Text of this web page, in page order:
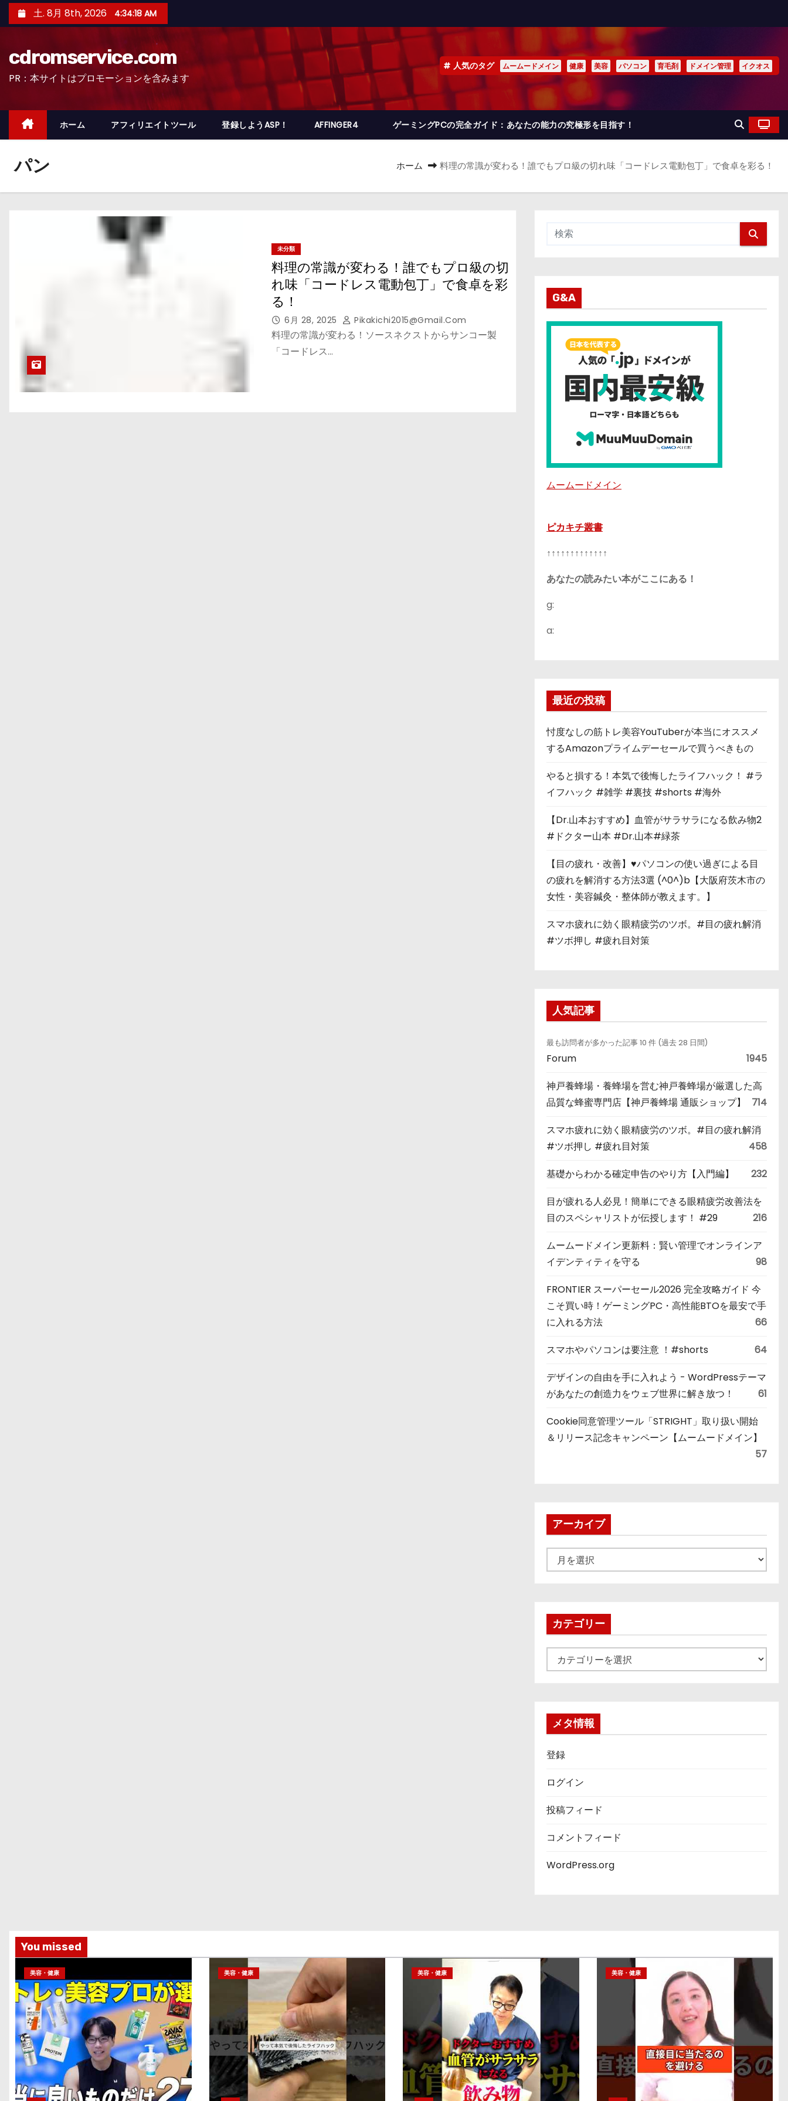
ン
ッ
土. 8月 8th, 2026 4:34:19 AM
cdromservice.com
PR：本サイトはプロモーションを含みます
人気のタグ ムームードメイン 健康 美容 パソコン 育毛剤 ドメイン管理 イクオス
ホーム アフィリエイトツール 登録しようASP！ AFFINGER4 ゲーミングPCの完全ガイド：あなたの能力の究極形を目指す！
パン ホーム 料理の常識が変わる！誰でもプロ級の切れ味「コードレス電動包丁」で食卓を彩る！
未分類
料理の常識が変わる！誰でもプロ級の切
れ味「コードレス電動包丁」で食卓を彩
る！
6月 28, 2025 Pikakichi2015@gmail.com
料理の常識が変わる！ソースネクストからサンコー製
「コードレス…
G&A
ムームードメイン
ピカキチ叢書
↑↑↑↑↑↑↑↑↑↑↑↑↑
あなたの読みたい本がここにある！
g:
a:
最近の投稿
忖度なしの筋トレ美容YouTuberが本当にオススメ
するAmazonプライムデーセールで買うべきもの
やると損する！本気で後悔したライフハック！ #ラ
イフハック #雑学 #裏技 #shorts #海外
【Dr.山本おすすめ】血管がサラサラになる飲み物2
#ドクター山本 #Dr.山本#緑茶
【目の疲れ・改善】♥パソコンの使い過ぎによる目
の疲れを解消する方法3選 (^0^)b【大阪府茨木市の
女性・美容鍼灸・整体師が教えます。】
スマホ疲れに効く眼精疲労のツボ。#目の疲れ解消
#ツボ押し #疲れ目対策
人気記事
最も訪問者が多かった記事 10 件 (過去 28 日間)
Forum 1945
神戸養蜂場・養蜂場を営む神戸養蜂場が厳選した高
品質な蜂蜜専門店【神戸養蜂場 通販ショップ】
714
スマホ疲れに効く眼精疲労のツボ。#目の疲れ解消
#ツボ押し #疲れ目対策
458
基礎からわかる確定申告のやり方【入門編】 232
目が疲れる人必見！簡単にできる眼精疲労改善法を
目のスペシャリストが伝授します！ #29
216
ムームードメイン更新料：賢い管理でオンラインア
イデンティティを守る
98
FRONTIER スーパーセール2026 完全攻略ガイド 今
こそ買い時！ゲーミングPC・高性能BTOを最安で手
に入れる方法
66
スマホやパソコンは要注意 ！#shorts 64
デザインの自由を手に入れよう - WordPressテーマ
があなたの創造力をウェブ世界に解き放つ！
61
Cookie同意管理ツール「STRIGHT」取り扱い開始
＆リリース記念キャンペーン【ムームードメイン】
57
アーカイブ
ー
ブカテゴリー
テ
メタ情報
登録
ログイン
投稿フィード
コメントフィード
WordPress.org
You missed
美容・健康 美容・健康 美容・健康 美容・健康